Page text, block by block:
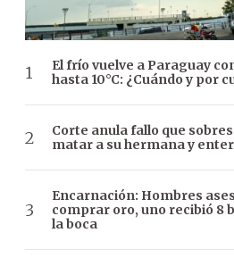
El frío vuelve a Paraguay
hasta 10°C: ¿Cuándo y por
Corte anula fallo que
matar a su hermana y
Encarnación: Hombres
comprar oro, uno recibió 8
la boca